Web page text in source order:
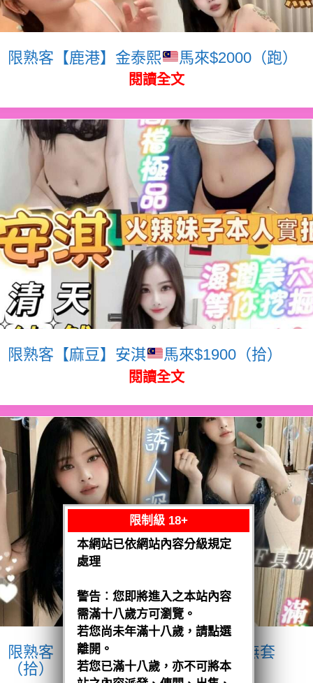
限熟客【鹿港】金泰熙 馬來$2000（跑）
閱讀全文
限熟客【麻豆】安淇 馬來$1900（拾）
閱讀全文
限熟客【麻豆】奶妹
馬來$1900 .無套
（拾）
限制級 18+
本網站已依網站內容分級規定
處理
警告︰您即將進入之本站內容
需滿十八歲方可瀏覽。
若您尚未年滿十八歲，請點選
離開。
若您已滿十八歲，亦不可將本